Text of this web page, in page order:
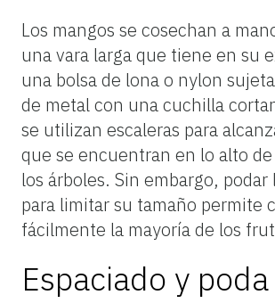
Los mangos se cosechan a
una vara larga que tiene en su
una bolsa de lona o nylon
de metal con una cuchilla
se utilizan escaleras para
que se encuentran en lo alto de
los árboles. Sin embargo, podar
para limitar su tamaño permite
fácilmente la mayoría de los
Espaciado y poda